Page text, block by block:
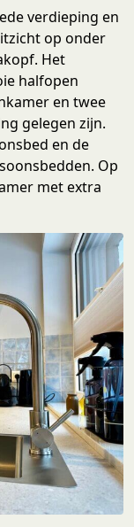
verdieping en
op onder
Het
halfopen
en twee
gelegen zijn.
en de
Op
met extra